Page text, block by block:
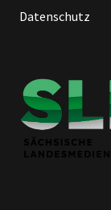
Datenschutz